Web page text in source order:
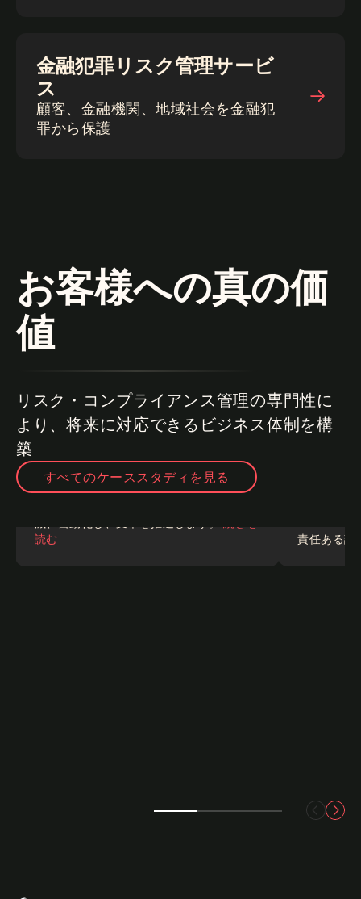
金融犯罪リスク管理サービ
ス
顧客、金融機関、地域社会を金融犯
罪から保護
お客様への真の価
値
リスク・コンプライアンス管理の専門性に
より、将来に対応できるビジネス体制を構
築
すべてのケーススタディを見る
読む
責任ある調